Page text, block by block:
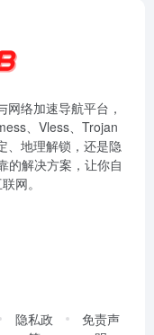
络加速导航平台，
、Vless、Trojan
、地理解锁，还是隐
的解决方案，让你自
网。
隐私政
免责声